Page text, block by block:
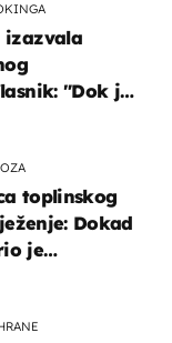
izazvala
"Dok je
toplinskog
Dokad
je